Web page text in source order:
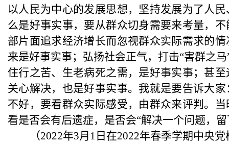
以人民为中心的发展思想，坚持发展为了人
么是好事实事，要从群众切身需要来考量，
部片面追求经济增长而忽视群众实际需求的
来是好事实事；弘扬社会正气，打击“害群之
住行之苦、生老病死之需，是好事实事；甚
关心解决，也是好事实事。我就是要告诉大
不好，要看群众实际感受，由群众来评判。
看是否会有后遗症，是否会“解决一个问题，
（2022年3月1日在2022年春季学期中央